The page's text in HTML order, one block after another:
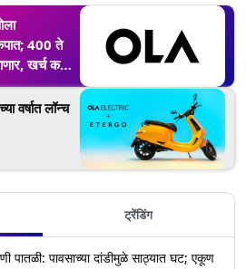
400 ते
खर्च कमी
वर्षात लॉन्च
ट्रेंडिंग
पातळी: पावसाच्या दांडीमुळे साठ्यात घट; एकूण